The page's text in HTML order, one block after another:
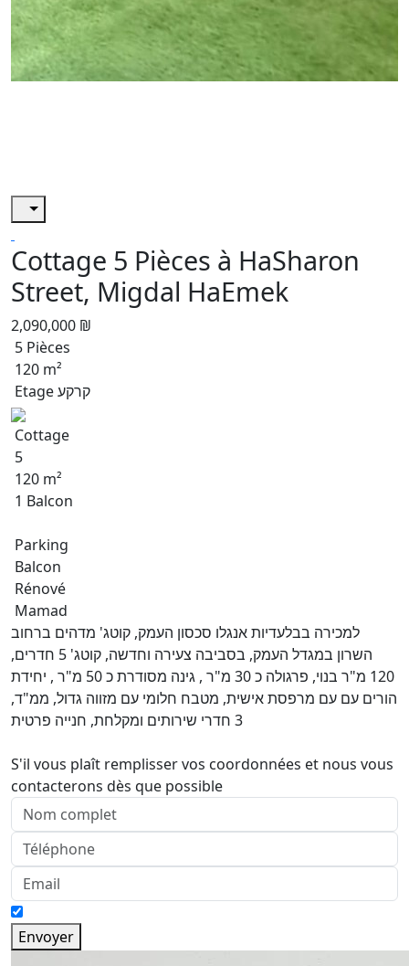
Cottage 5 Pièces à HaSharon
Street, Migdal HaEmek
2,090,000 ₪
5 Pièces
120 m²
Etage קרקע
Cottage
5
120 m²
1 Balcon
Parking
Balcon
Rénové
Mamad
למכירה בבלעדיות אנגלו סכסון העמק, קוטג' מדהים ברחוב
השרון במגדל העמק, בסביבה צעירה וחדשה, קוטג' 5 חדרים,
120 מ"ר בנוי, פרגולה כ 30 מ"ר , גינה מסודרת כ 50 מ"ר , יחידת
הורים עם עם מרפסת אישית, מטבח חלומי עם מזווה גדול, ממ"ד,
3 חדרי שירותים ומקלחת, חנייה פרטית
S'il vous plaît remplisser vos coordonnées et nous vous
contacterons dès que possible
Envoyer